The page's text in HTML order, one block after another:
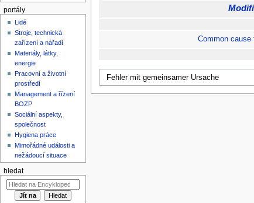
Common cause
portály
Lidé
Stroje, technická
zařízení a nářadí
Materiály, látky,
energie
Pracovní a životní
prostředí
Management a řízení
BOZP
Sociální aspekty,
společnost
Hygiena práce
Mimořádné události a
nežádoucí situace
hledat